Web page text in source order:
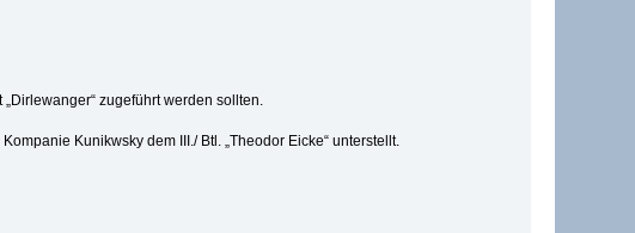
zugeführt werden sollten.
Kunikwsky dem III./ Btl. „Theodor Eicke“ unterstellt.